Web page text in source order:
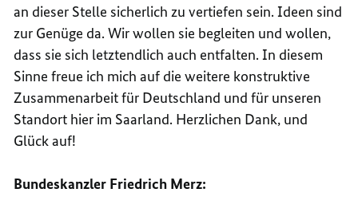
an dieser Stelle sicherlich zu vertiefen sein. Ideen sind
zur Genüge da. Wir wollen sie begleiten und wollen,
dass sie sich letztendlich auch entfalten. In diesem
Sinne freue ich mich auf die weitere konstruktive
Zusammenarbeit für Deutschland und für unseren
Standort hier im Saarland. Herzlichen Dank, und
Glück auf!
Bundeskanzler Friedrich Merz: